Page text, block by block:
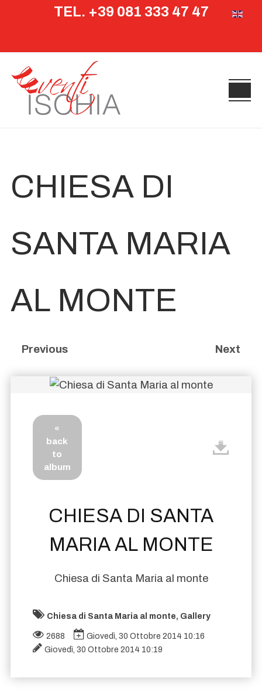
TEL. +39 081 333 47 47
CHIESA DI
SANTA MARIA
AL MONTE
Previous Next
«
back
to
album
CHIESA DI SANTA
MARIA AL MONTE
Chiesa di Santa Maria al monte
Chiesa di Santa Maria al monte, Gallery
2688
Giovedì, 30 Ottobre 2014 10:16
Giovedì, 30 Ottobre 2014 10:19